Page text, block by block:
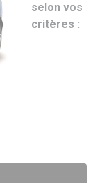
selon vos
critères :